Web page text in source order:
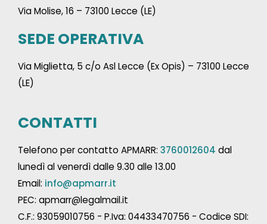
Via Molise, 16 – 73100 Lecce (LE)
SEDE OPERATIVA
Via Miglietta, 5 c/o Asl Lecce (Ex Opis) – 73100 Lecce
(LE)
CONTATTI
Telefono per contatto APMARR: 3760012604 dal
lunedì al venerdì dalle 9.30 alle 13.00
Email: info@apmarr.it
PEC: apmarr@legalmail.it
C.F.: 93059010756 - P.Iva: 04433470756 - Codice SDI: